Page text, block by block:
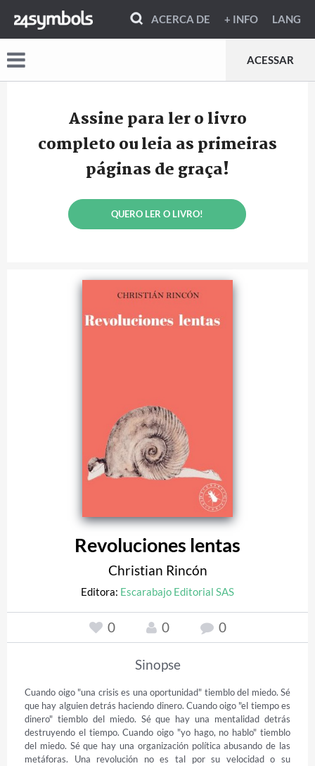
ACERCA DE + INFO LANG
ACESSAR
Assine para ler o livro
completo ou leia as primeiras
páginas de graça!
QUERO LER O LIVRO!
Revoluciones lentas
Christian Rincón
Editora: Escarabajo Editorial SAS
0 0 0
Sinopse
Cuando oigo "una crisis es una oportunidad" tiemblo del miedo. Sé
que hay alguien detrás haciendo dinero. Cuando oigo "el tiempo es
dinero" tiemblo del miedo. Sé que hay una mentalidad detrás
destruyendo el tiempo. Cuando oigo "yo hago, no hablo" tiemblo
del miedo. Sé que hay una organización política abusando de las
metáforas. Una revolución no es tal por su velocidad o su